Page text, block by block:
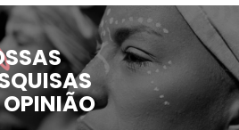
OPINIÃO